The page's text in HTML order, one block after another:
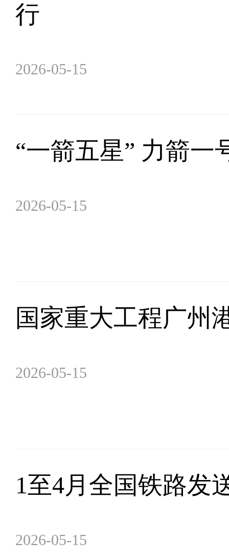
行
2026-05-15
“一箭五星” 力箭
2026-05-15
国家重大工程广州
2026-05-15
1至4月全国铁路发
2026-05-15